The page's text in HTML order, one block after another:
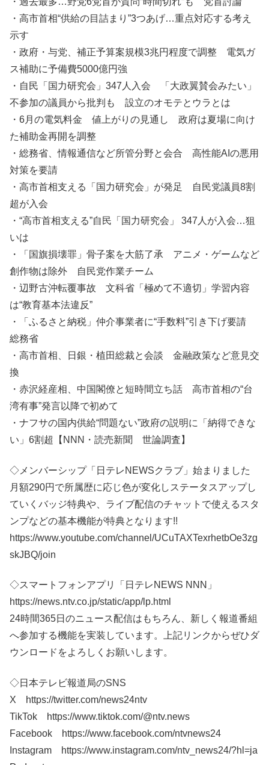
・高市首相“供給の目詰まり”3つあげ…重点対応する考え
示す
・政府・与党、補正予算案規模3兆円程度で調整 電気ガ
ス補助に予備費5000億円強
・自民「国力研究会」347人入会 「大政翼賛会みたい」
不参加の議員から批判も 設立のオモテとウラとは
・6月の電気料金 値上がりの見通し 政府は夏場に向け
た補助金再開を調整
・総務省、情報通信など所管分野と会合 高性能AIの悪用
対策を要請
・高市首相支える「国力研究会」が発足 自民党議員8割
超が入会
・“高市首相支える”自民「国力研究会」 347人が入会…狙
いは
・「国旗損壊罪」骨子案を大筋了承 アニメ・ゲームなど
創作物は除外 自民党作業チーム
・辺野古沖転覆事故 文科省「極めて不適切」学習内容
は“教育基本法違反”
・「ふるさと納税」仲介事業者に“手数料”引き下げ要請
総務省
・高市首相、日銀・植田総裁と会談 金融政策など意見交
換
・赤沢経産相、中国閣僚と短時間立ち話 高市首相の“台
湾有事”発言以降で初めて
・ナフサの国内供給“問題ない”政府の説明に「納得できな
い」6割超【NNN・読売新聞 世論調査】
◇メンバーシップ「日テレNEWSクラブ」始まりました
月額290円で所属歴に応じ色が変化しステータスアップし
ていくバッジ特典や、ライブ配信のチャットで使えるスタ
ンプなどの基本機能が特典となります!!
https://www.youtube.com/channel/UCuTAXTexrhetbOe3zg
skJBQ/join
◇スマートフォンアプリ「日テレNEWS NNN」
https://news.ntv.co.jp/static/app/lp.html
24時間365日のニュース配信はもちろん、新しく報道番組
へ参加する機能を実装しています。上記リンクからぜひダ
ウンロードをよろしくお願いします。
◇日本テレビ報道局のSNS
X https://twitter.com/news24ntv
TikTok https://www.tiktok.com/@ntv.news
Facebook https://www.facebook.com/ntvnews24
Instagram https://www.instagram.com/ntv_news24/?hl=ja